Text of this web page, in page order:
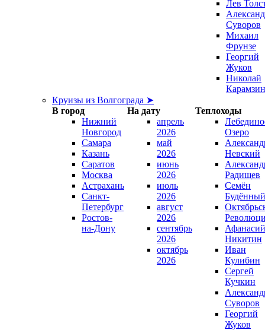
Лев
Суворов
Михаил
Фрунзе
Георгий
Жуков
Николай
Карамзин
Круизы из Волгограда ➤
В город
На дату
Теплоходы
Нижний
Новгород
Самара
Казань
Саратов
Москва
Астрахань
Санкт-
Петербург
Ростов-
на-Дону
апрель
2026
май
2026
июнь
2026
июль
2026
август
2026
сентябрь
2026
октябрь
2026
Озеро
Невский
Радищев
Семён
Будённый
Афанасий
Никитин
Иван
Кулибин
Сергей
Кучкин
Суворов
Георгий
Жуков